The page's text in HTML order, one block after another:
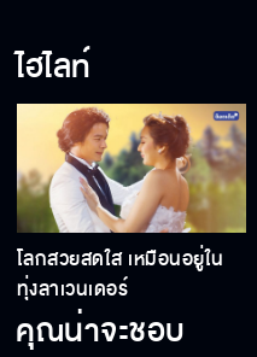
ไฮไลท์
โลกสวยสดใส เหมือนอยู่ใน
ทุ่งลาเวนเดอร์
คุณน่าจะชอบ